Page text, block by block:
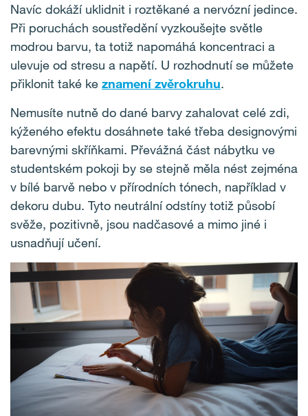
Navíc dokáží uklidnit i roztěkané a nervózní jedince.
Při poruchách soustředění vyzkoušejte světle
modrou barvu, ta totiž napomáhá koncentraci a
ulevuje od stresu a napětí. U rozhodnutí se můžete
přiklonit také ke znamení zvěrokruhu.
Nemusíte nutně do dané barvy zahalovat celé zdi,
kýženého efektu dosáhnete také třeba designovými
barevnými skříňkami. Převážná část nábytku ve
studentském pokoji by se stejně měla nést zejména
v bílé barvě nebo v přírodních tónech, například v
dekoru dubu. Tyto neutrální odstíny totiž působí
svěže, pozitivně, jsou nadčasové a mimo jiné i
usnadňují učení.